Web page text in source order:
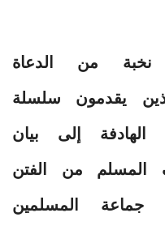
نخبة من الدعاة
يقدمون سلسلة
إلى بيان
المسلم من الفتن
جماعة المسلمين